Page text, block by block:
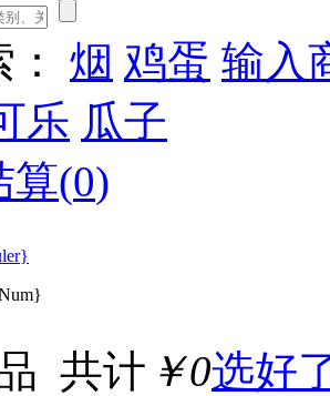
烟 鸡蛋 输入
乐 瓜子
算(0)
共计 ￥0选好